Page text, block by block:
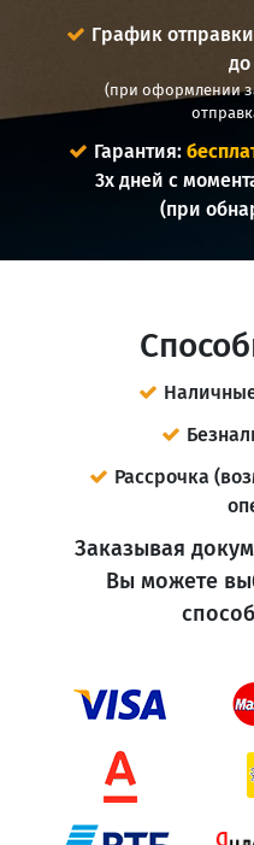
График
до
(при оформлении
Гарантия:
3х дней с
(при
Рассрочка
Заказывая
Вы можете